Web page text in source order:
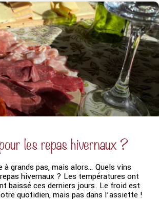
les repas hivernaux ?
à grands pas, mais alors… Quels vins
hivernaux ? Les températures ont
baissé ces derniers jours. Le froid est
quotidien, mais pas dans l’assiette !